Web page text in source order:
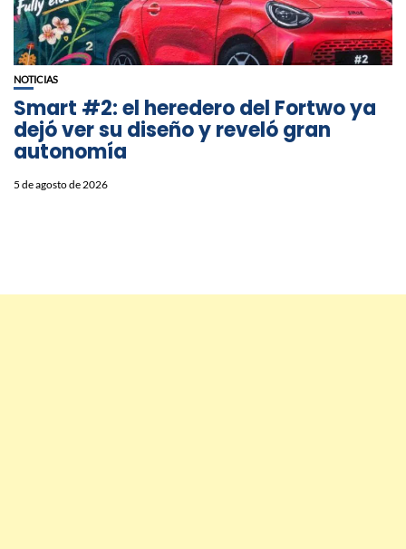
NOTICIAS
Smart #2: el heredero del Fortwo ya
dejó ver su diseño y reveló gran
autonomía
5 de agosto de 2026